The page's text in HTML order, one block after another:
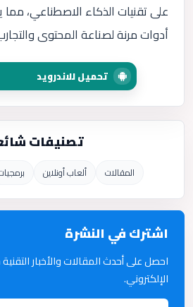
تصنيفات
المقالات ألعاب أونلاين
اشترك في النشرة
احصل على أحدث المقالات والأخبار
الإلكتروني.
على تقنيات الذكاء الاصطناعي،
أدوات مرنة لصناعة المحتوى
تحميل للاندرويد